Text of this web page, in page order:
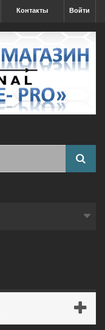
Войти
Контакты